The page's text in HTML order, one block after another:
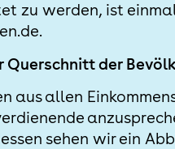
zu werden, ist
Querschnitt der
aus allen
sehen wir ein